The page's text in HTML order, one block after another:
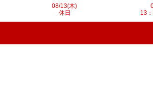
08/13(木)
休日
13